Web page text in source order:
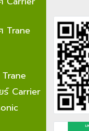
Trane
ร์ Carrier